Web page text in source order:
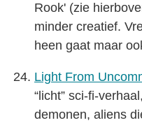
Rook' (zie
minder creatief.
heen gaat maar
Light From
“licht” sci-fi-
demonen, aliens